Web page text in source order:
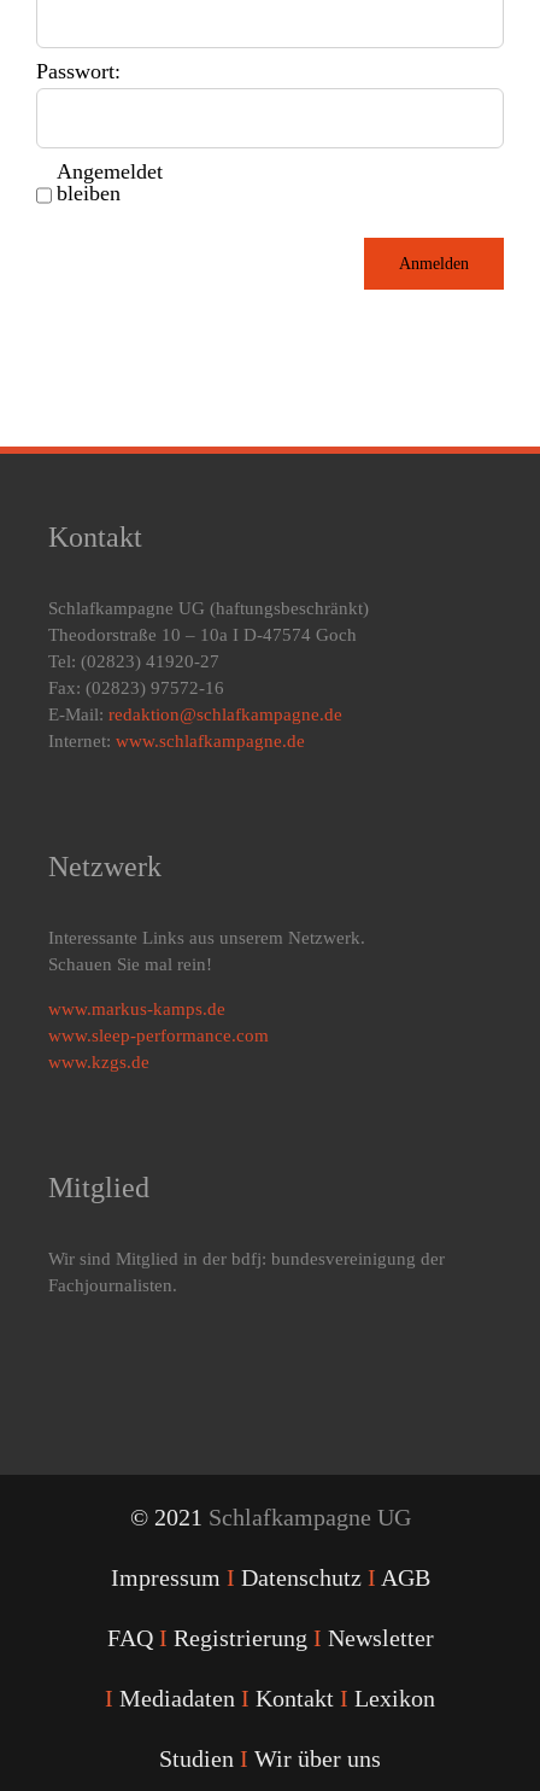
Passwort:
Angemeldet
bleiben
Anmelden
Kontakt
Schlafkampagne UG (haftungsbeschränkt)
Theodorstraße 10 – 10a I D-47574 Goch
Tel: (02823) 41920-27
Fax: (02823) 97572-16
E-Mail: redaktion@schlafkampagne.de
Internet: www.schlafkampagne.de
Netzwerk
Interessante Links aus unserem Netzwerk.
Schauen Sie mal rein!
www.markus-kamps.de
www.sleep-performance.com
www.kzgs.de
Mitglied
Wir sind Mitglied in der bdfj: bundesvereinigung der
Fachjournalisten.
© 2021 Schlafkampagne UG
Impressum I Datenschutz I AGB
FAQ I Registrierung I Newsletter
I Mediadaten I Kontakt I Lexikon
Studien I Wir über uns